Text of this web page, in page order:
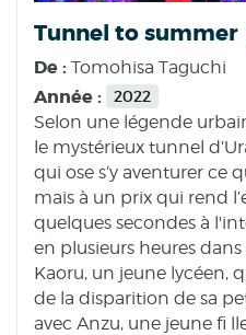
Tunnel to summer
De : Tomohisa Taguchi
Année : 2022
Selon une légende
le mystérieux tunnel
qui ose s’y aventurer ce
mais à un prix qui rend
quelques secondes à
en plusieurs heures dans
Kaoru, un jeune lycéen,
de la disparition de sa
avec Anzu, une jeune fi